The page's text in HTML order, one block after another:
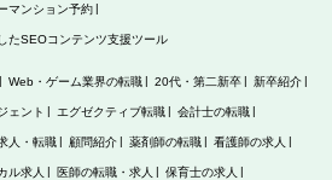
マンション予約
たSEOコンテンツ支援ツール
Web・ゲーム業界の転職 20代・第二新卒 新卒紹介
ェント エグゼクティブ転職 会計士の転職
人・転職 顧問紹介 薬剤師の転職 看護師の求人
ル求人 医師の転職・求人 保育士の求人